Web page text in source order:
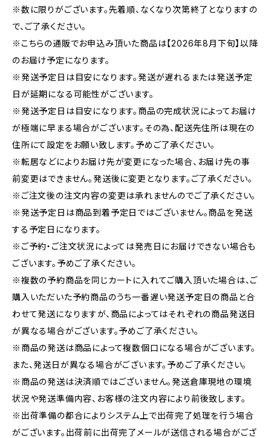
※数に限りがございます。先着順、なくなり次第終了となりますの
で、ご了承ください。
※こちらの通販でお申込み頂いた商品は【2026年8月下旬】以降
のお届け予定になります。
※発送予定日は目安になります。発送が遅れるまたは発送予定
日が延期になる可能性がございます。
※発送予定日は目安になります。商品の完成状況によってお届け
が極端に早まる場合がございます。その為、配送先住所は現在の
住所にて設定をお願い致します。予めご了承ください。
※転居などによりお届け先が変更になった場合、お届け先の事
前変更はできません。発送後に変更となります。ご了承ください。
※ご注文後の注文内容の変更は承れませんのでご了承ください。
※発送予定日は商品到着予定日ではございません。商品を発送
する予定日になります。
※ご予約・ご注文状況によっては発売日にお届けできない場合も
ございます。予めご了承ください。
※複数の予約商品を同じカートに入れてご購入頂いた場合は、ご
購入いただいた予約商品のうち一番遅い発送予定日の商品と合
わせて発送になりますが、商品によってはそれぞれの商品発送日
が異なる場合がございます。予めご了承ください。
※商品の発送は商品によって複数個口になる場合がございます。
また、発送日が異なる場合がございます。予めご了承ください。
※商品の発送は決済順ではございません。発送倉庫現地の環境
状況や発送準備内容、お客様の注文内容により前後致します。
※出荷準備の都合によりシステム上で出荷完了処理を行う場合
がございます。出荷前に出荷完了メールが送信される場合がござ